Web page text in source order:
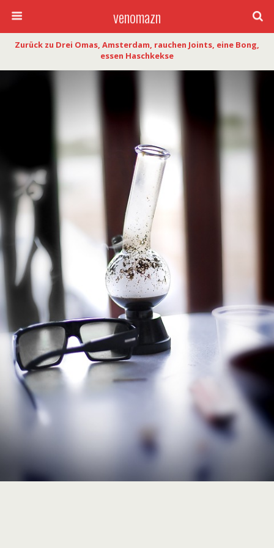
venomazn
Zurück zu Drei Omas, Amsterdam, rauchen Joints, eine Bong,
essen Haschkekse